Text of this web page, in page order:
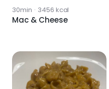
30min · 3456 kcal
Mac & Cheese